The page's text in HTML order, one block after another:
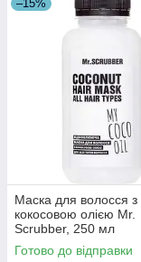
–15%
Маска для волосся з
кокосовою олією Mr.
Scrubber, 250 мл
(4820200231839)
Готово до відправки